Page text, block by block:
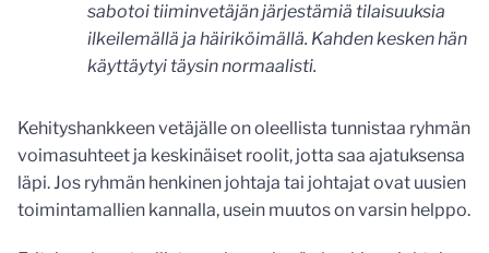
sabotoi tiiminvetäjän järjestämiä tilaisuuksia
ilkeilemällä ja häiriköimällä. Kahden kesken hän
käyttäytyi täysin normaalisti.
Kehityshankkeen vetäjälle on oleellista tunnistaa ryhmän
voimasuhteet ja keskinäiset roolit, jotta saa ajatuksensa
läpi. Jos ryhmän henkinen johtaja tai johtajat ovat uusien
toimintamallien kannalla, usein muutos on varsin helppo.